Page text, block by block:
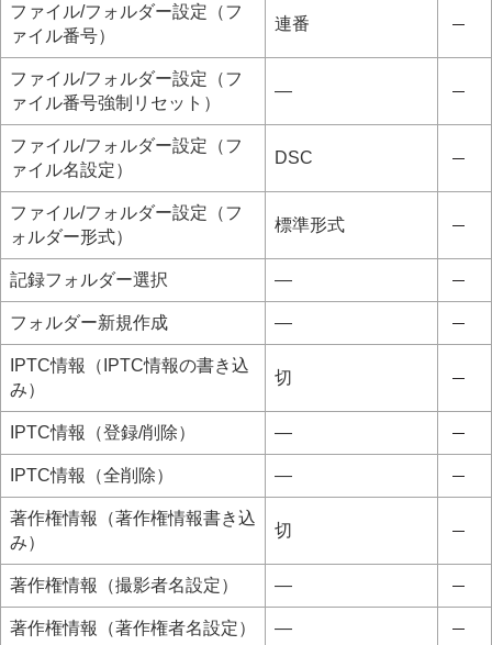
ファイル/フォルダー設定 （フ
ァイル番号）
連番
ファイル/フォルダー設定 （フ
ァイル番号強制リセット ）
―
ファイル/フォルダー設定 （フ
ァイル名設定）
DSC
ファイル/フォルダー設定 （フ
ォルダー形式）
標準形式
記録フォルダー選択 ―
フォルダー新規作成 ―
IPTC情報 （ IPTC情報の書き込
み）
切
IPTC情報 （登録/削除） ―
IPTC情報 （全削除） ―
著作権情報 （著作権情報書き込
み）
切
著作権情報 （撮影者名設定） ―
著作権情報 （著作権者名設定） ―